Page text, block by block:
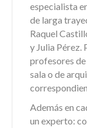
especialista
de larga
Raquel
y Julia Pérez.
profesores
sala o de
Además en
un experto: